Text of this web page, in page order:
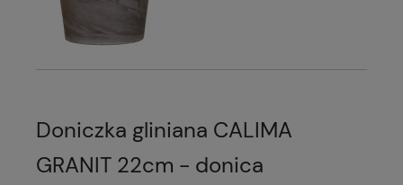
Doniczka gliniana CALIMA
GRANIT 22cm - donica